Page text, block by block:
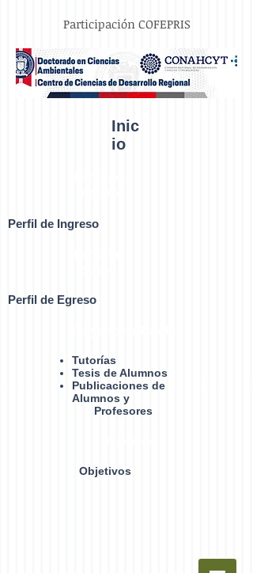
Participación COFEPRIS
Inic
io
Perfil de Ingreso
Perfil de Egreso
Tutorías
Tesis de Alumnos
Publicaciones de
Alumnos y
Profesores
Objetivos